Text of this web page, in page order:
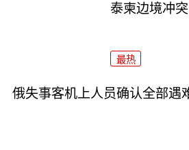
泰柬边境冲
最热
俄失事客机上人员确认全部遇